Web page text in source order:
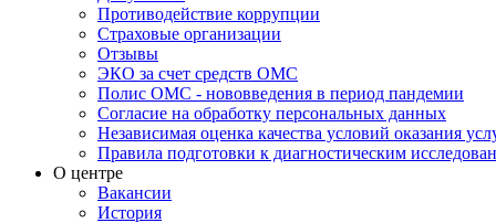
Противодействие коррупции
Страховые организации
Отзывы
ЭКО за счет средств ОМС
Полис ОМС - нововведения в период пандемии
Согласие на обработку персональных данных
Независимая оценка качества условий оказания
Правила подготовки к диагностическим
О центре
Вакансии
История